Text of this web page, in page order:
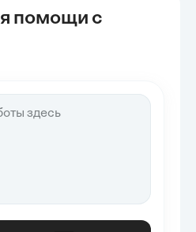
помощи с